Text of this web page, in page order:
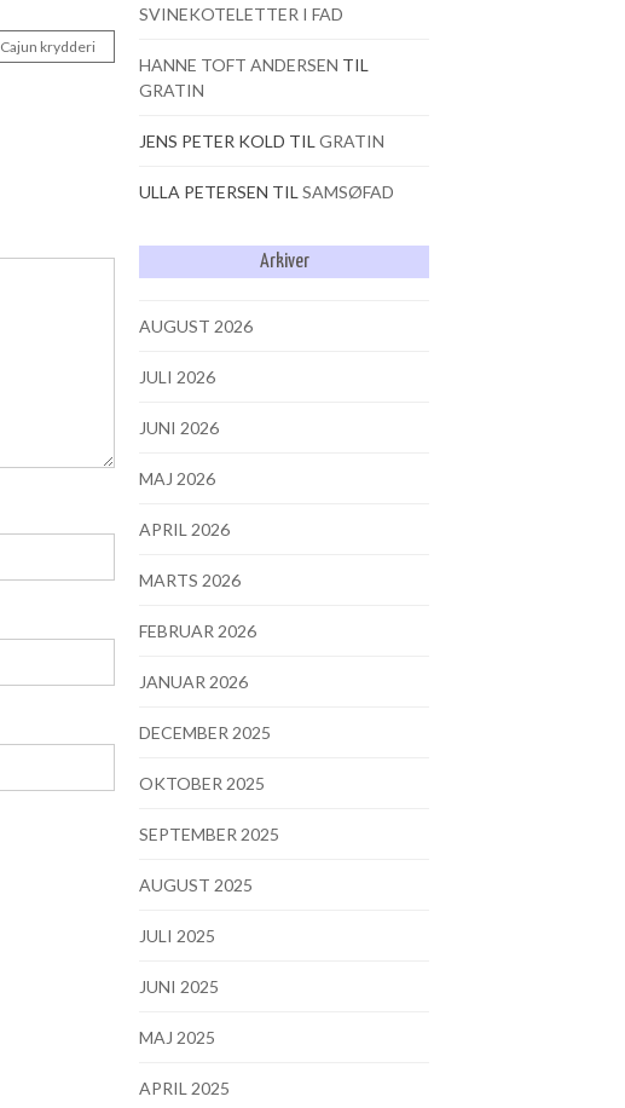
Cajun krydderi
SVINEKOTELETTER I FAD
HANNE TOFT ANDERSEN TIL
GRATIN
JENS PETER KOLD TIL GRATIN
ULLA PETERSEN TIL SAMSØFAD
Arkiver
AUGUST 2026
JULI 2026
JUNI 2026
MAJ 2026
APRIL 2026
MARTS 2026
FEBRUAR 2026
JANUAR 2026
DECEMBER 2025
OKTOBER 2025
SEPTEMBER 2025
AUGUST 2025
JULI 2025
JUNI 2025
MAJ 2025
APRIL 2025